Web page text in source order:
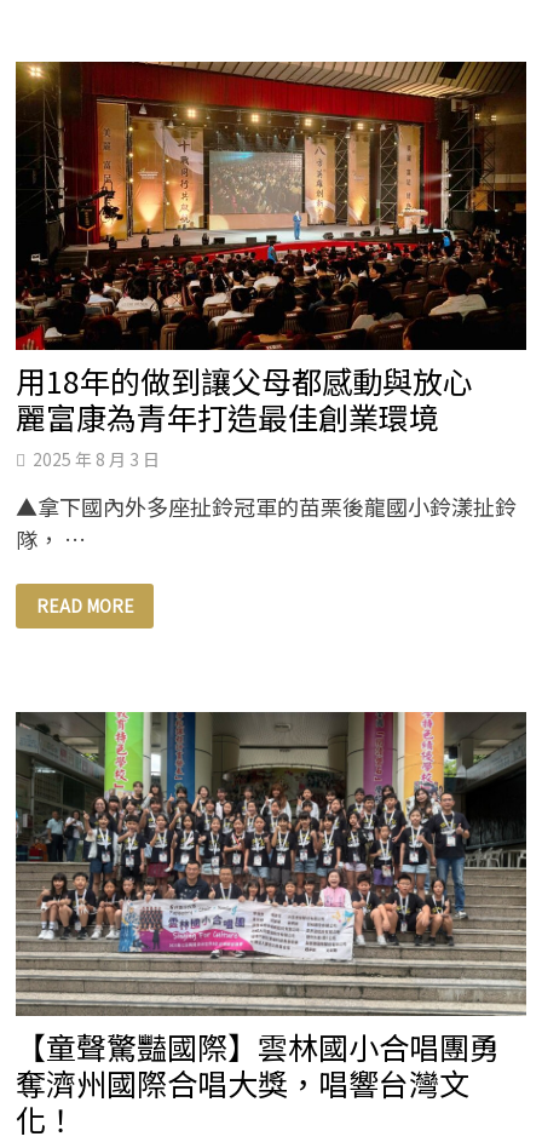
點
大
三
勇
闖
美
容
事
業
翻
人
生
用18年的做到讓父母都感動與放心
麗富康為青年打造最佳創業環境
2025 年 8 月 3 日
▲拿下國內外多座扯鈴冠軍的苗栗後龍國小鈴漾扯鈴
隊， …
用
18
年
父
母
都
感
動
與
放
心
麗
富
康
為
青
年
打
造
最
佳
創
業
環
境
READ MORE
【童聲驚豔國際】雲林國小合唱團勇
奪濟州國際合唱大獎，唱響台灣文
化！